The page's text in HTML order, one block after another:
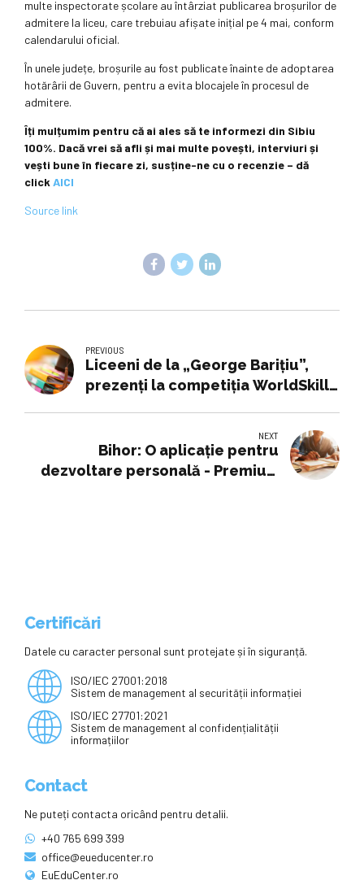
multe inspectorate școlare au întârziat publicarea broșurilor de
admitere la liceu, care trebuiau afișate inițial pe 4 mai, conform
calendarului oficial.
În unele județe, broșurile au fost publicate înainte de adoptarea
hotărârii de Guvern, pentru a evita blocajele în procesul de
admitere.
Îți mulțumim pentru că ai ales să te informezi din Sibiu
100%. Dacă vrei să afli și mai multe povești, interviuri și
vești bune în fiecare zi, susține-ne cu o recenzie – dă
click AICI
Source link
PREVIOUS
Liceeni de la „George Barițiu”,
prezenți la competiția WorldSkills
NEXT
Bihor: O aplicație pentru
dezvoltare personală - Premiul I
Certificări
Datele cu caracter personal sunt protejate și în siguranță.
ISO/IEC 27001:2018
Sistem de management al securității informației
ISO/IEC 27701:2021
Sistem de management al confidențialității
informațiilor
Contact
Ne puteți contacta oricând pentru detalii.
+40 765 699 399
office@eueducenter.ro
EuEduCenter.ro